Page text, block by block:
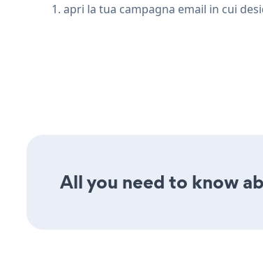
1. apri la tua campagna email in cui
All you need to know